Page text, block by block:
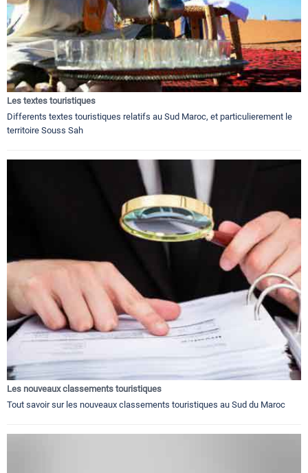
Les textes touristiques
Differents textes touristiques relatifs au Sud Maroc, et particulierement le
territoire Souss Sah
Les nouveaux classements touristiques
Tout savoir sur les nouveaux classements touristiques au Sud du Maroc